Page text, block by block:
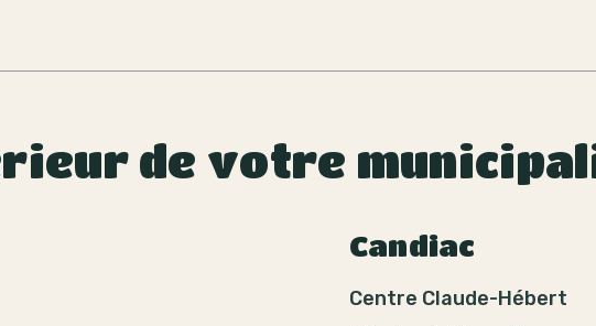
de votre
Candiac
Centre Claude-Hébert